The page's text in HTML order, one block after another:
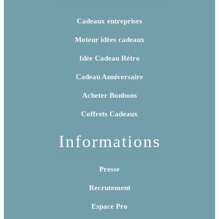
Cadeaux entreprises
Moteur idées cadeaux
Idée Cadeau Rétro
Cadeau Anniversaire
Acheter Bonbons
Coffrets Cadeaux
Informations
Presse
Recrutement
Espace Pro